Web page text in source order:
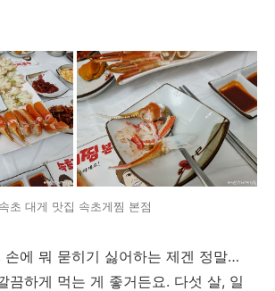
속초 대게 맛집 속초게찜 본점
손에 뭐 묻히기 싫어하는 제겐 정말…
끔하게 먹는 게 좋거든요. 다섯 살, 일